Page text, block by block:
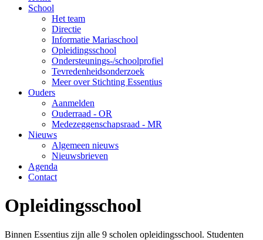
School
Het team
Directie
Informatie Mariaschool
Opleidingsschool
Ondersteunings-/schoolprofiel
Tevredenheidsonderzoek
Meer over Stichting Essentius
Ouders
Aanmelden
Ouderraad - OR
Medezeggenschapsraad - MR
Nieuws
Algemeen nieuws
Nieuwsbrieven
Agenda
Contact
Opleidingsschool
Binnen Essentius zijn alle 9 scholen opleidingsschool. Studenten